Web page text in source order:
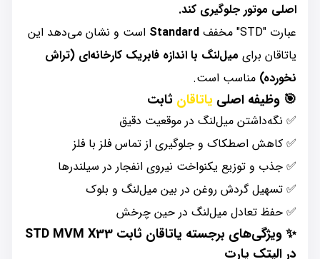
اصلی موتور جلوگیری کند.
عبارت "STD" مخفف
Standard است و نشان می‌دهد این
یاتاقان برای میل‌لنگ با اندازه فابریک کارخانه‌ای (تراش
نخورده) مناسب است.
🎯 وظیفه اصلی یاتاقان ثابت
✅ نگه‌داشتن میل‌لنگ در موقعیت دقیق
✅ کاهش اصطکاک و جلوگیری از تماس فلز با فلز
✅ جذب و توزیع یکنواخت نیروی انفجار در سیلندرها
✅ تسهیل گردش روغن در بین میل‌لنگ و بلوک
✅ حفظ تعادل میل‌لنگ در حین چرخش
✨ ویژگی‌های برجسته یاتاقان ثابت STD MVM X33
در الیتک پارت